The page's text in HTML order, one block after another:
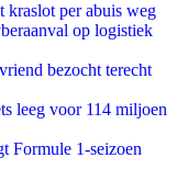
per abuis weg
op logistiek
bezocht terecht
leeg voor 114 miljoen
Formule 1-seizoen